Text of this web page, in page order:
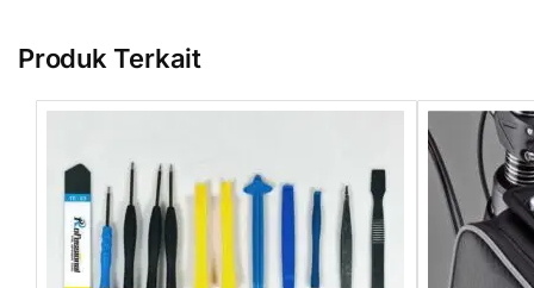
Produk Terkait